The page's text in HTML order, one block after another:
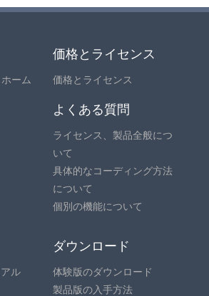
ーム
価格とライセンス
価格とライセンス
よくある質問
ライセンス、製品全般につ
いて
具体的なコーディング方法
について
個別の機能について
ル
ダウンロード
体験版のダウンロード
製品版の入手方法